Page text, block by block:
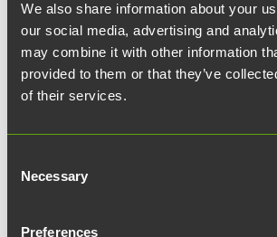
We also share information about your
our social media, advertising and
may combine it with other information
provided to them or that they’ve
of their services.
Selection
Necessary
Preferences
tiedon ja osaamisen keskus,
toimivat Turun yliopisto, Turun
ammattikorkeakoulu sekä alueen
opetustoiminta.
– Turun tulevaisuus rakentuu
kivijalan varaan: ne ovat telakka,
Turun Tiedepuisto. Telakalla ja
on alueellemme valtava